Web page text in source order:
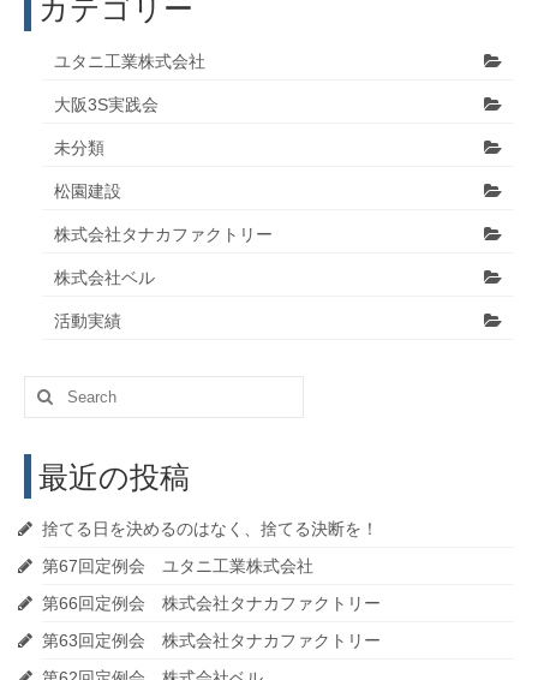
ユタニ工業株式会社
大阪3S実践会
未分類
松園建設
株式会社タナカファクトリー
株式会社ベル
活動実績
Search
for:
最近の投稿
捨てる日を決めるのはなく、捨てる決断を！
第67回定例会 ユタニ工業株式会社
第66回定例会 株式会社タナカファクトリー
第63回定例会 株式会社タナカファクトリー